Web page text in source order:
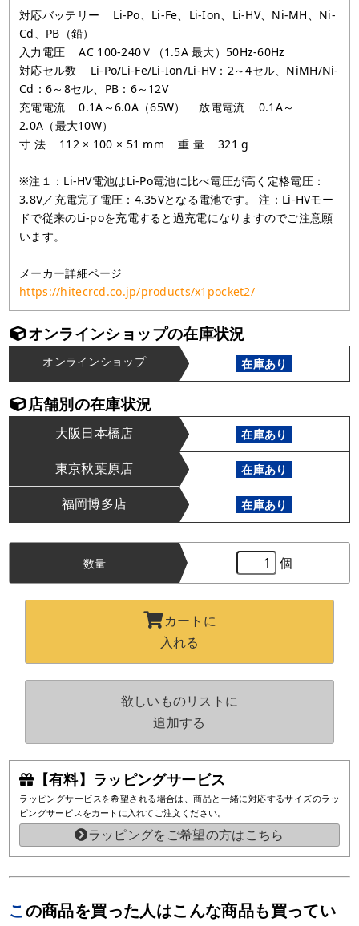
対応バッテリー Li-Po、Li-Fe、Li-Ion、Li-HV、Ni-MH、Ni-
Cd、PB（鉛）
入力電圧 AC 100-240Ｖ（1.5A 最大）50Hz-60Hz
対応セル数 Li-Po/Li-Fe/Li-Ion/Li-HV：2～4セル、NiMH/Ni-
Cd：6～8セル、PB：6～12V
充電電流 0.1A～6.0A（65W） 放電電流 0.1A～
2.0A（最大10W）
寸 法 112 × 100 × 51 mm 重 量 321 g
※注１：Li-HV電池はLi-Po電池に比べ電圧が高く定格電圧：
3.8V／充電完了電圧：4.35Vとなる電池です。 注：Li-HVモー
ドで従来のLi-poを充電すると過充電になりますのでご注意願
います。
メーカー詳細ページ
https://hitecrcd.co.jp/products/x1pocket2/
オンラインショップの在庫状況
オンラインショップ 在庫あり
店舗別の在庫状況
大阪日本橋店 在庫あり
東京秋葉原店 在庫あり
福岡博多店 在庫あり
【有料】ラッピングサービス
ラッピングサービスを希望される場合は、商品と一緒に対応するサイズのラッ
ピングサービスをカートに入れてご注文ください。
ラッピングをご希望の方はこちら
数量 個
カートに
入れる
欲しいものリストに
追加する
この商品を買った人はこんな商品も買ってい